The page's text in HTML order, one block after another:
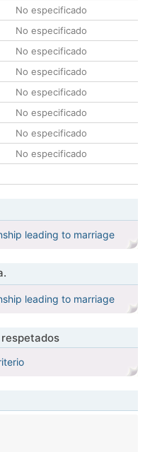
No especificado
No especificado
No especificado
No especificado
No especificado
No especificado
No especificado
No especificado
leading to marriage
leading to marriage